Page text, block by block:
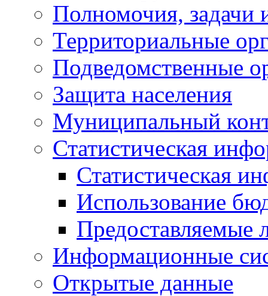
Полномочия, задачи
Территориальные
Подведомственные
Защита населения
Муниципальный
Статистическая
Статистическая
Использование
Предоставляемые
Информационные
Открытые данные